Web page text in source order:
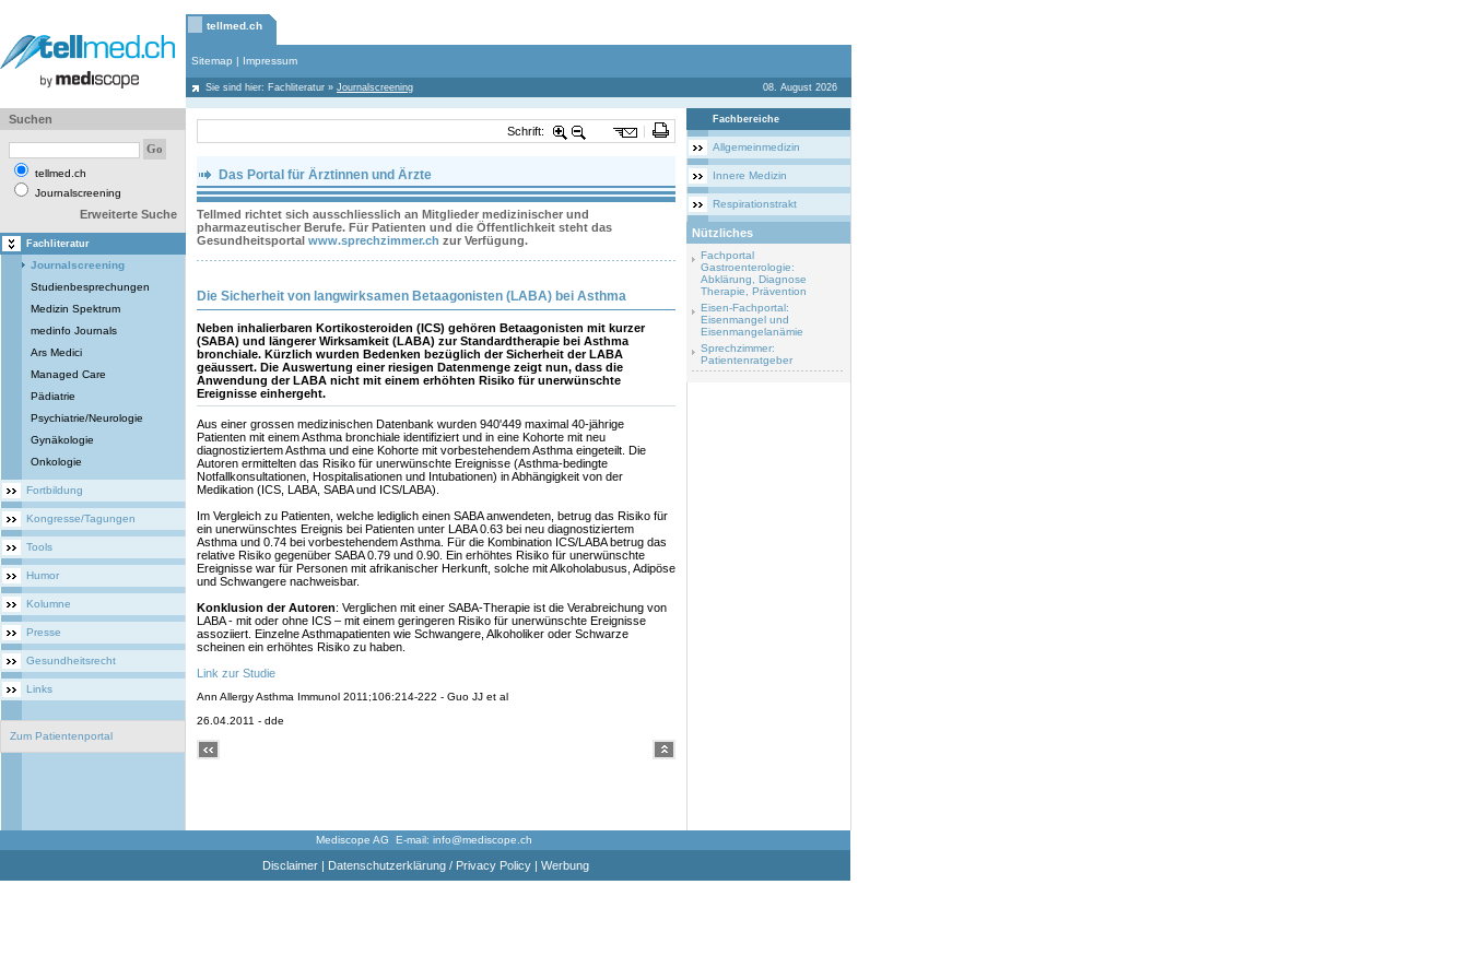
tellmed.ch
Sitemap | Impressum
Sie sind hier: Fachliteratur » Journalscreening 08. August 2026
Suchen
tellmed.ch
Journalscreening
Erweiterte Suche
Fachliteratur
Journalscreening
Studienbesprechungen
Medizin Spektrum
medinfo Journals
Ars Medici
Managed Care
Pädiatrie
Psychiatrie/Neurologie
Gynäkologie
Onkologie
Fortbildung
Kongresse/Tagungen
Tools
Humor
Kolumne
Presse
Gesundheitsrecht
Links
Zum Patientenportal
Schrift:
Das Portal für Ärztinnen und Ärzte
Tellmed richtet sich ausschliesslich an Mitglieder medizinischer und
pharmazeutischer Berufe. Für Patienten und die Öffentlichkeit steht das
Gesundheitsportal www.sprechzimmer.ch zur Verfügung.
Die Sicherheit von langwirksamen Betaagonisten (LABA) bei Asthma
Neben inhalierbaren Kortikosteroiden (ICS) gehören Betaagonisten mit kurzer
(SABA) und längerer Wirksamkeit (LABA) zur Standardtherapie bei Asthma
bronchiale. Kürzlich wurden Bedenken bezüglich der Sicherheit der LABA
geäussert. Die Auswertung einer riesigen Datenmenge zeigt nun, dass die
Anwendung der LABA nicht mit einem erhöhten Risiko für unerwünschte
Ereignisse einhergeht.
Aus einer grossen medizinischen Datenbank wurden 940'449 maximal 40-jährige
Patienten mit einem Asthma bronchiale identifiziert und in eine Kohorte mit neu
diagnostiziertem Asthma und eine Kohorte mit vorbestehendem Asthma eingeteilt. Die
Autoren ermittelten das Risiko für unerwünschte Ereignisse (Asthma-bedingte
Notfallkonsultationen, Hospitalisationen und Intubationen) in Abhängigkeit von der
Medikation (ICS, LABA, SABA und ICS/LABA).
Im Vergleich zu Patienten, welche lediglich einen SABA anwendeten, betrug das Risiko für
ein unerwünschtes Ereignis bei Patienten unter LABA 0.63 bei neu diagnostiziertem
Asthma und 0.74 bei vorbestehendem Asthma. Für die Kombination ICS/LABA betrug das
relative Risiko gegenüber SABA 0.79 und 0.90. Ein erhöhtes Risiko für unerwünschte
Ereignisse war für Personen mit afrikanischer Herkunft, solche mit Alkoholabusus, Adipöse
und Schwangere nachweisbar.
Konklusion der Autoren: Verglichen mit einer SABA-Therapie ist die Verabreichung von
LABA - mit oder ohne ICS – mit einem geringeren Risiko für unerwünschte Ereignisse
assoziiert. Einzelne Asthmapatienten wie Schwangere, Alkoholiker oder Schwarze
scheinen ein erhöhtes Risiko zu haben.
Link zur Studie
Ann Allergy Asthma Immunol 2011;106:214-222 - Guo JJ et al
26.04.2011 - dde
Fachbereiche
Allgemeinmedizin
Innere Medizin
Respirationstrakt
Nützliches
Fachportal
Gastroenterologie:
Abklärung, Diagnose
Therapie, Prävention
Eisen-Fachportal:
Eisenmangel und
Eisenmangelanämie
Sprechzimmer:
Patientenratgeber
Mediscope AG E-mail: info@mediscope.ch
Disclaimer| Datenschutzerklärung / Privacy Policy| Werbung